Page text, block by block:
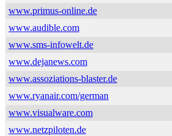
www.primus-online.de
www.audible.com
www.sms-infowelt.de
www.dejanews.com
www.assoziations-blaster.de
www.ryanair.com/german
www.visualware.com
www.netzpiloten.de